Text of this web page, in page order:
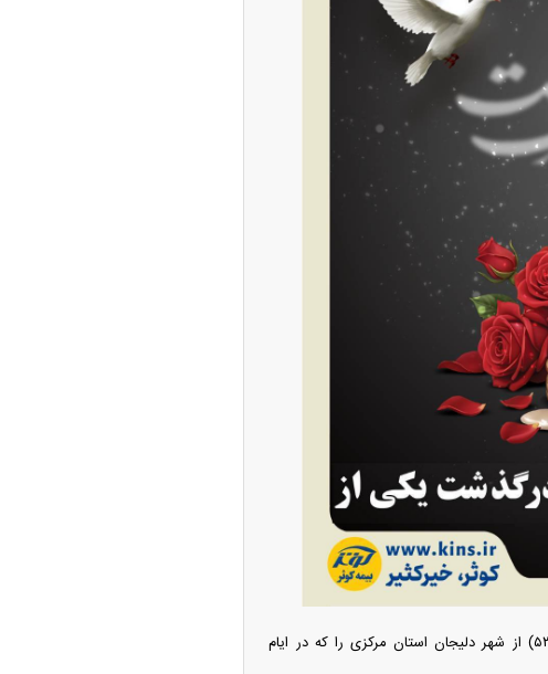
با نهایت تأثر درگذشت نماینده برتر بیمه کوثر، جناب آقای علی رفیعی (نماینده ۵۳۴۷) از شهر دلیجان استان مرکزی را که در ایام
از منطقه آزاد تهران؛ مناظره
خودرو را تحت تأثیر قرار داد
چین از بمب افکن H-۶N با موشک هسته‌ای
رونمایی کرد